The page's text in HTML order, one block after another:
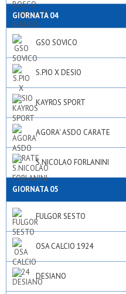
GIORNATA 04
GSO SOVICO
S.PIO X DESIO
KAYROS SPORT
AGORA' ASDO CARATE
S.NICOLAO FORLANINI
GIORNATA 05
FULGOR SESTO
OSA CALCIO 1924
DESIANO